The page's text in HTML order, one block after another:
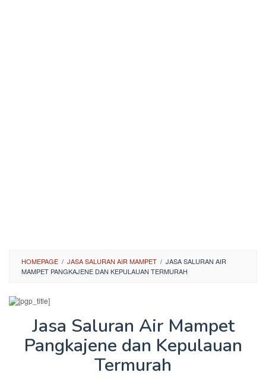
HOMEPAGE / JASA SALURAN AIR MAMPET / JASA SALURAN AIR
MAMPET PANGKAJENE DAN KEPULAUAN TERMURAH
Jasa Saluran Air Mampet
Pangkajene dan Kepulauan
Termurah